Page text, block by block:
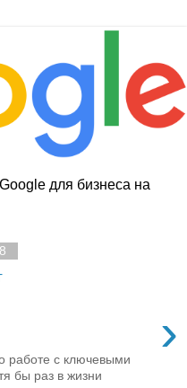
для бизнеса на
›
работе с ключевыми
бы раз в жизни